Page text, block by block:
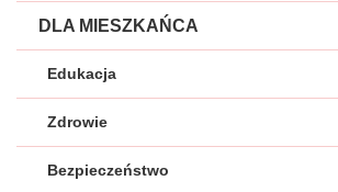
DLA MIESZKAŃCA
Edukacja
Zdrowie
Bezpieczeństwo